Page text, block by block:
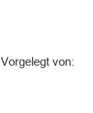
Vorgelegt von: